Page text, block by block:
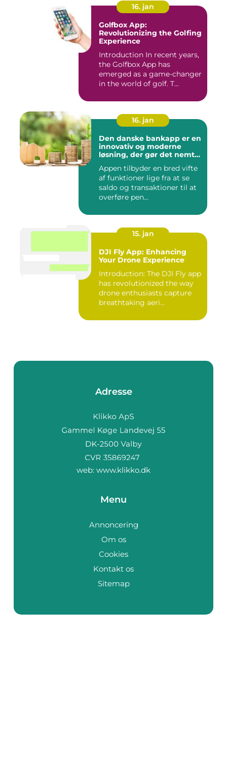
16. jan
Golfbox App:
Revolutionizing the Golfing
Experience
Introduction In recent years,
the Golfbox App has
emerged as a game-changer
in the world of golf. T...
16. jan
Den danske bankapp er en
innovativ og moderne
løsning, der gør det nemt
at administrere deres
økonomiske forhold
Appen tilbyder en bred vifte
af funktioner lige fra at se
saldo og transaktioner til at
overføre pen...
15. jan
DJI Fly App: Enhancing
Your Drone Experience
Introduction: The DJI Fly app
has revolutionized the way
drone enthusiasts capture
breathtaking aeri...
Adresse
web: www.klikko.dk
Menu
Annoncering
Om os
Cookies
Kontakt os
Sitemap